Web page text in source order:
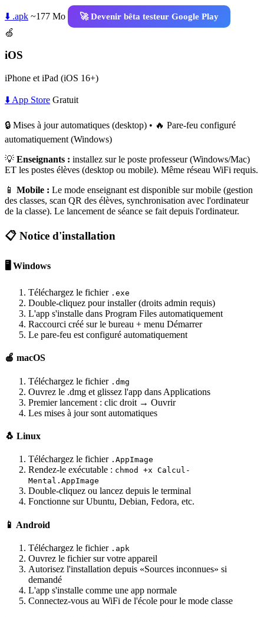
⬇️ .apk ~177 Mo
🚀 Devenir bêta testeur Google Play
🍏
iOS
iPhone et iPad (iOS 16+)
⬇️ App Store Gratuit
🔒 Mises à jour automatiques (desktop) • 🔥 Pare-feu configuré
automatiquement (Windows)
💡 Enseignants : installez sur le poste professeur (Windows/Mac)
ET les postes élèves (desktop ou mobile). Même réseau WiFi requis.
📱 Mobile : Le mode enseignant est disponible sur mobile (gestion
des classes, scan QR des élèves, synchronisation avec l'ordinateur
de la classe). Le lancement de séance se fait depuis l'ordinateur.
📋 Notice d'installation
🖥️ Windows
Téléchargez le fichier .exe
Double-cliquez pour installer (droits admin requis)
L'app s'installe dans Program Files automatiquement
Raccourci créé sur le bureau + menu Démarrer
Le pare-feu est configuré automatiquement
🍎 macOS
Téléchargez le fichier .dmg
Ouvrez le .dmg et glissez l'app dans Applications
Premier lancement : clic droit → Ouvrir
Les mises à jour sont automatiques
🐧 Linux
Téléchargez le fichier .AppImage
Rendez-le exécutable : chmod +x Calcul-
Mental.AppImage
Double-cliquez ou lancez depuis le terminal
Fonctionne sur Ubuntu, Debian, Fedora, etc.
📱 Android
Téléchargez le fichier .apk
Ouvrez le fichier sur votre appareil
Autorisez l'installation depuis «Sources inconnues» si
demandé
L'app s'installe comme une app normale
Connectez-vous au WiFi de l'école pour le mode classe